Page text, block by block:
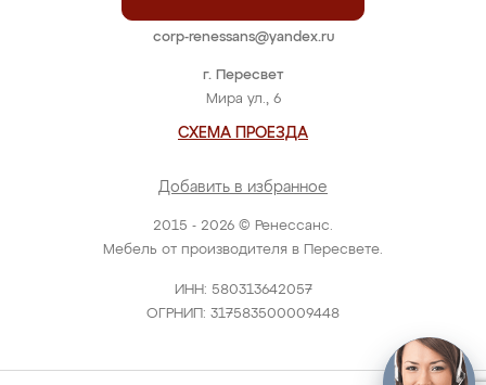
2015 - 2026 © Ренессанс.
Мебель от производителя в Пересвете.
ИНН: 580313642057
ОГРНИП: 317583500009448
г. Пересвет
Мира ул., 6
СХЕМА ПРОЕЗДА
Добавить в избранное
corp-renessans@yandex.ru